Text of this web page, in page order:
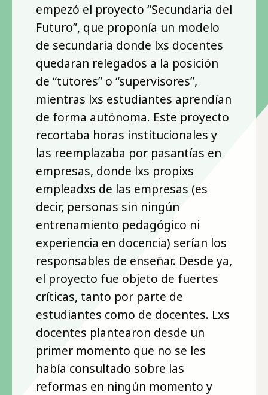
empezó el proyecto “Secundaria del
Futuro”, que proponía un modelo
de secundaria donde lxs docentes
quedaran relegados a la posición
de “tutores” o “supervisores”,
mientras lxs estudiantes aprendían
de forma autónoma. Este proyecto
recortaba horas institucionales y
las reemplazaba por pasantías en
empresas, donde lxs propixs
empleadxs de las empresas (es
decir, personas sin ningún
entrenamiento pedagógico ni
experiencia en docencia) serían los
responsables de enseñar. Desde ya,
el proyecto fue objeto de fuertes
críticas, tanto por parte de
estudiantes como de docentes. Lxs
docentes plantearon desde un
primer momento que no se les
había consultado sobre las
reformas en ningún momento y